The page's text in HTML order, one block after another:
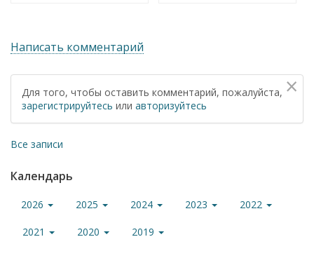
Написать комментарий
×
Для того, чтобы оставить комментарий, пожалуйста,
зарегистрируйтесь или авторизуйтесь
Все записи
Календарь
2026 2025 2024 2023 2022
2021 2020 2019